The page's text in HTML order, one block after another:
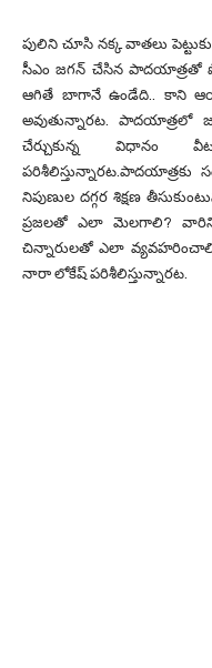
పులిని చూసి నక్క వాతలు
సీఎం జగన్ చేసిన పాదయాత్రతో
ఆగితే బాగానే ఉండేది.. కాని
అవుతున్నారట. పాదయాత్రలో
చేర్చుకున్న విధానం
నిపుణుల దగ్గర శిక్షణ
ప్రజలతో ఎలా మెలగాలి? వారిని
చిన్నారులతో ఎలా
నారా లోకేష్ పరిశీలిస్తున్నారట.